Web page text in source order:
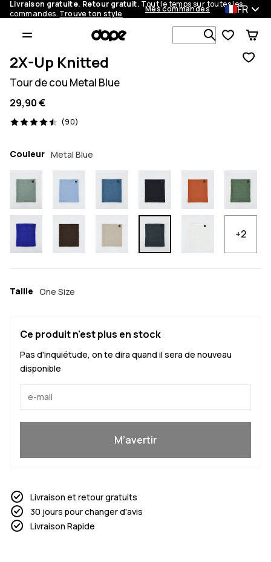
Livraison gratuite. Retour gratuit. Tout le temps sur toutes les
commandes. Trouve ton style Mes commandes FR
Recherche
2X-Up Knitted
Tour de cou Metal Blue
29,90 €
(90)
90 avis, 4.5/5
Couleur Metal Blue
+2
Taille One Size
Ce produit n'est plus en stock
Pas d'inquiétude, on te dira quand il sera de nouveau
disponible
M’avertir
Livraison et retour gratuits
30 jours pour changer d'avis
Livraison Rapide